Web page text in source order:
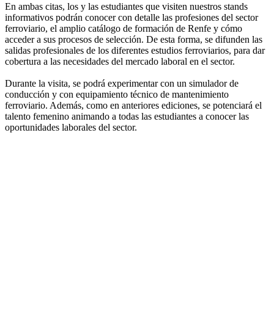
En ambas citas, los y las estudiantes que visiten nuestros stands
informativos podrán conocer con detalle las profesiones del sector
ferroviario, el amplio catálogo de formación de Renfe y cómo
acceder a sus procesos de selección. De esta forma, se difunden las
salidas profesionales de los diferentes estudios ferroviarios, para dar
cobertura a las necesidades del mercado laboral en el sector.
Durante la visita, se podrá experimentar con un simulador de
conducción y con equipamiento técnico de mantenimiento
ferroviario. Además, como en anteriores ediciones, se potenciará el
talento femenino animando a todas las estudiantes a conocer las
oportunidades laborales del sector.